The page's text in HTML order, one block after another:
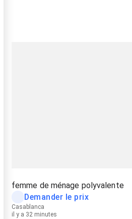
femme de ménage polyvalente
Demander le prix
Casablanca
il y a 32 minutes